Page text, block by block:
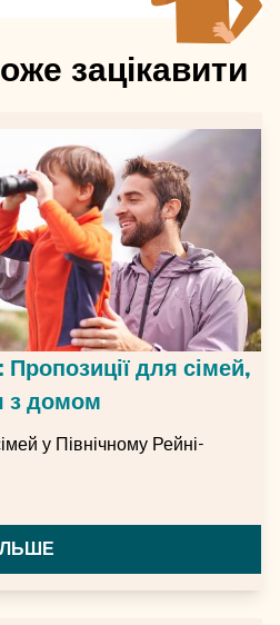
зацікавити
Пропозиції для сімей,
з домом
у Північному Рейні-